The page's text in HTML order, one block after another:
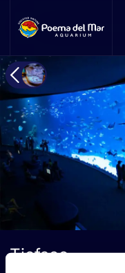
Skip to main content
Tiefsee